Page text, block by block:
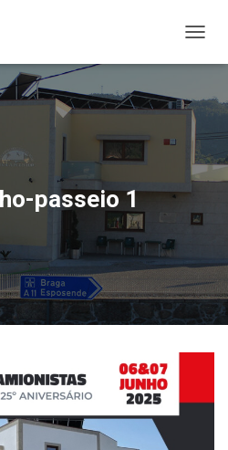
L
E
R
A
R
A
A
G
A
Ç
Ã
passeio 1